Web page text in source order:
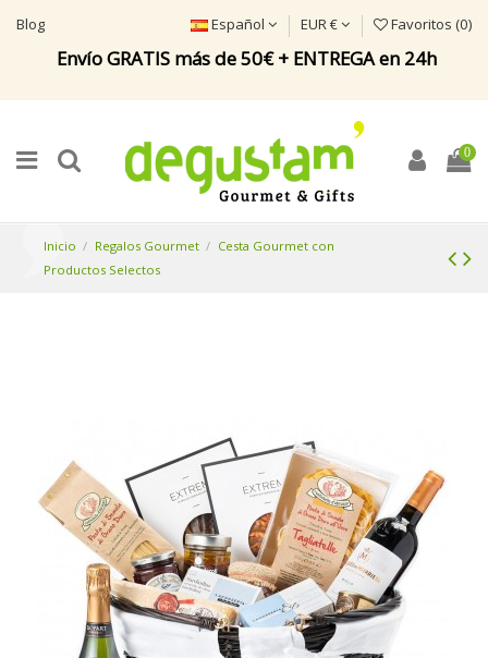
Blog
Envío GRATIS más de 50€ + ENTREGA en 24h
Español EUR € Favoritos (0)
0
Inicio Regalos Gourmet
Cesta Gourmet con
Productos Selectos